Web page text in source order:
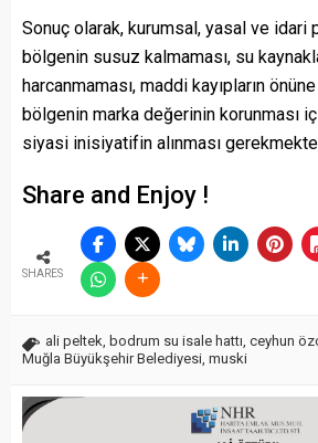
Sonuç olarak, kurumsal, yasal ve idari
bölgenin susuz kalmaması, su
harcanmaması, maddi kayıpların
bölgenin marka değerinin korunması
siyasi inisiyatifin alınması
Share and Enjoy !
SHARES
ali peltek bodrum su isale hattı ceyhun
Muğla Büyükşehir Belediyesi muski